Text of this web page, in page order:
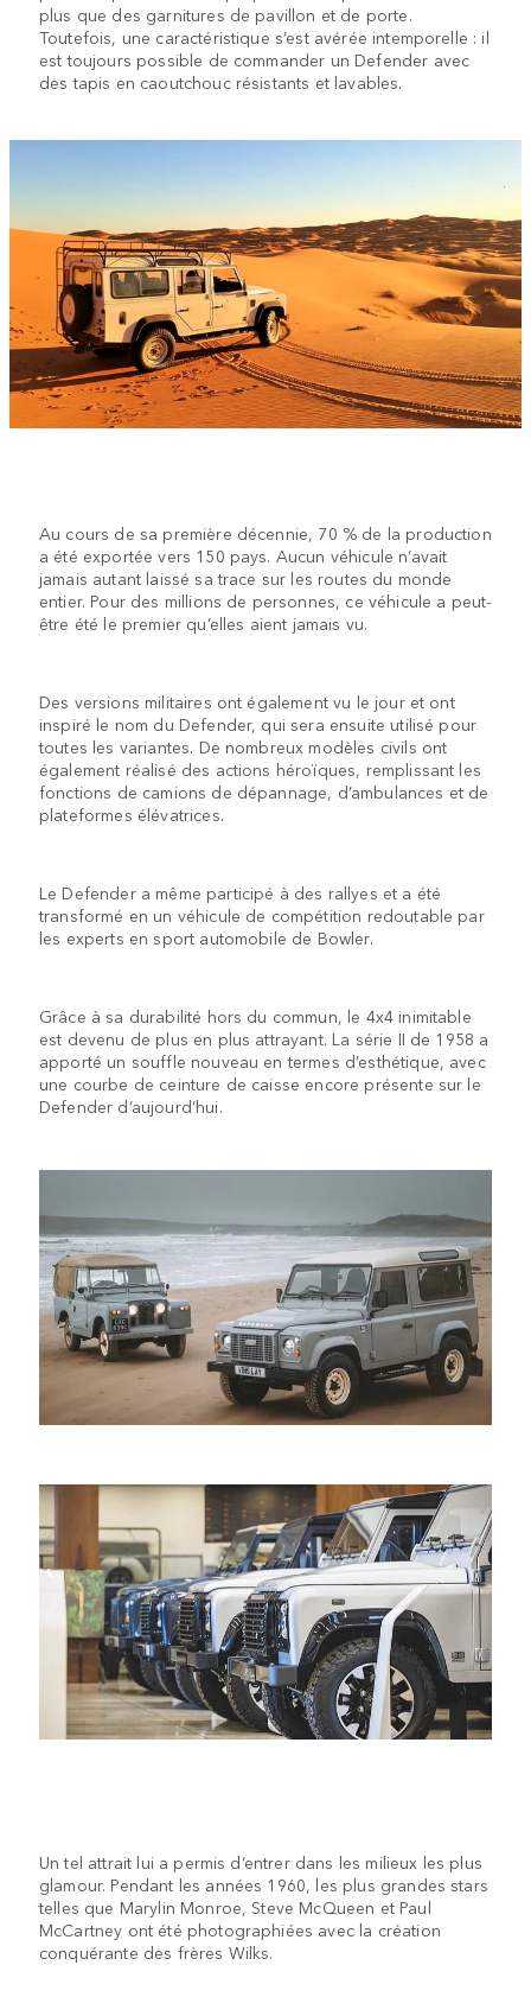
plus que des garnitures de pavillon et de porte.
Toutefois, une caractéristique s’est avérée intemporelle : il
est toujours possible de commander un Defender avec
des tapis en caoutchouc résistants et lavables.
Au cours de sa première décennie, 70 % de la production
a été exportée vers 150 pays. Aucun véhicule n’avait
jamais autant laissé sa trace sur les routes du monde
entier. Pour des millions de personnes, ce véhicule a peut-
être été le premier qu’elles aient jamais vu.
Des versions militaires ont également vu le jour et ont
inspiré le nom du Defender, qui sera ensuite utilisé pour
toutes les variantes. De nombreux modèles civils ont
également réalisé des actions héroïques, remplissant les
fonctions de camions de dépannage, d’ambulances et de
plateformes élévatrices.
Le Defender a même participé à des rallyes et a été
transformé en un véhicule de compétition redoutable par
les experts en sport automobile de Bowler.
Grâce à sa durabilité hors du commun, le 4x4 inimitable
est devenu de plus en plus attrayant. La série II de 1958 a
apporté un souffle nouveau en termes d’esthétique, avec
une courbe de ceinture de caisse encore présente sur le
Defender d’aujourd’hui.
Un tel attrait lui a permis d’entrer dans les milieux les plus
glamour. Pendant les années 1960, les plus grandes stars
telles que Marylin Monroe, Steve McQueen et Paul
McCartney ont été photographiées avec la création
conquérante des frères Wilks.